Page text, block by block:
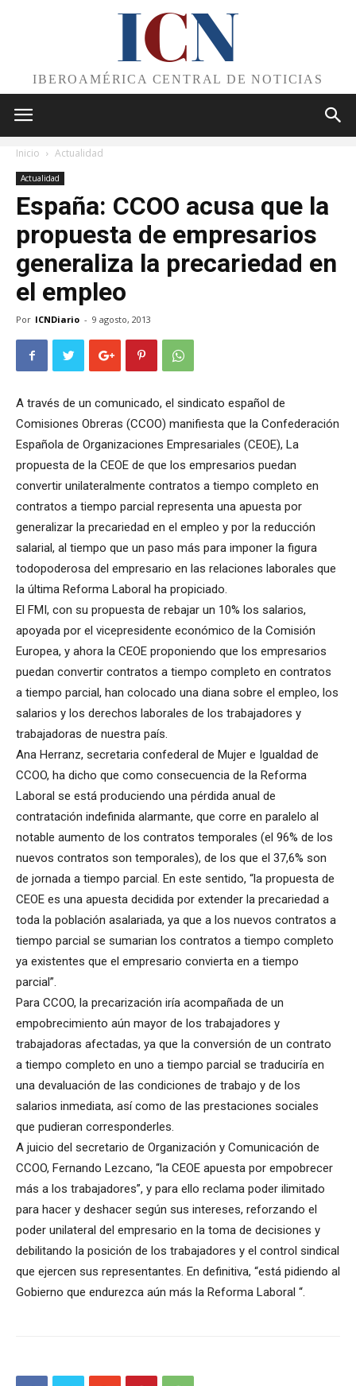
ICN
IBEROAMÉRICA CENTRAL DE NOTICIAS
Inicio Actualidad
Actualidad
España: CCOO acusa que la
propuesta de empresarios
generaliza la precariedad en
el empleo
Por ICNDiario - 9 agosto, 2013
A través de un comunicado, el sindicato español de
Comisiones Obreras (CCOO) manifiesta que la Confederación
Española de Organizaciones Empresariales (CEOE), La
propuesta de la CEOE de que los empresarios puedan
convertir unilateralmente contratos a tiempo completo en
contratos a tiempo parcial representa una apuesta por
generalizar la precariedad en el empleo y por la reducción
salarial, al tiempo que un paso más para imponer la figura
todopoderosa del empresario en las relaciones laborales que
la última Reforma Laboral ha propiciado.
El FMI, con su propuesta de rebajar un 10% los salarios,
apoyada por el vicepresidente económico de la Comisión
Europea, y ahora la CEOE proponiendo que los empresarios
puedan convertir contratos a tiempo completo en contratos
a tiempo parcial, han colocado una diana sobre el empleo, los
salarios y los derechos laborales de los trabajadores y
trabajadoras de nuestra país.
Ana Herranz, secretaria confederal de Mujer e Igualdad de
CCOO, ha dicho que como consecuencia de la Reforma
Laboral se está produciendo una pérdida anual de
contratación indefinida alarmante, que corre en paralelo al
notable aumento de los contratos temporales (el 96% de los
nuevos contratos son temporales), de los que el 37,6% son
de jornada a tiempo parcial. En este sentido, “la propuesta de
CEOE es una apuesta decidida por extender la precariedad a
toda la población asalariada, ya que a los nuevos contratos a
tiempo parcial se sumarian los contratos a tiempo completo
ya existentes que el empresario convierta en a tiempo
parcial”.
Para CCOO, la precarización iría acompañada de un
empobrecimiento aún mayor de los trabajadores y
trabajadoras afectadas, ya que la conversión de un contrato
a tiempo completo en uno a tiempo parcial se traduciría en
una devaluación de las condiciones de trabajo y de los
salarios inmediata, así como de las prestaciones sociales
que pudieran corresponderles.
A juicio del secretario de Organización y Comunicación de
CCOO, Fernando Lezcano, “la CEOE apuesta por empobrecer
más a los trabajadores”, y para ello reclama poder ilimitado
para hacer y deshacer según sus intereses, reforzando el
poder unilateral del empresario en la toma de decisiones y
debilitando la posición de los trabajadores y el control sindical
que ejercen sus representantes. En definitiva, “está pidiendo al
Gobierno que endurezca aún más la Reforma Laboral “.